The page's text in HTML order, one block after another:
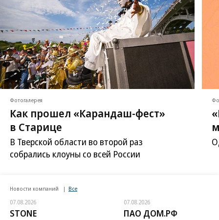
Фотогалерея
Как прошел «Карандаш-фест»
в Старице
В Тверской области во второй раз
собрались клоуны со всей России
Новости компаний Все
07.08.2026
STONE
07.08.2026
ПАО ДОМ.РФ